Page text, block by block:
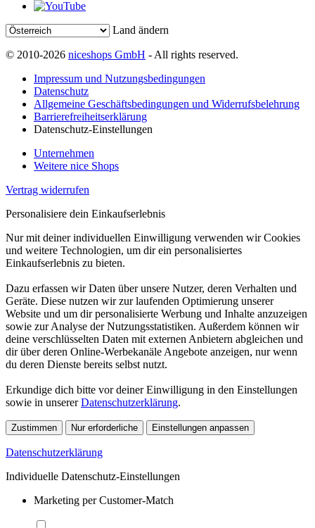
Land ändern
© 2010-2026 niceshops GmbH - All rights reserved.
Impressum und Nutzungsbedingungen
Datenschutz
Allgemeine Geschäftsbedingungen und Widerrufsbelehrung
Barrierefreiheitserklärung
Datenschutz-Einstellungen
Unternehmen
Weitere nice Shops
Vertrag widerrufen
Personalisiere dein Einkaufserlebnis
Nur mit deiner individuellen Einwilligung verwenden wir Cookies
und weitere Technologien, um dir ein personalisiertes
Einkaufserlebnis zu bieten.
Dazu erfassen wir Daten über unsere Nutzer, deren Verhalten und
Geräte. Diese nutzen wir zur laufenden Optimierung unserer
Website und um dir personalisierte Werbung und Inhalte anzuzeigen
sowie zur Analyse der Nutzungsstatistiken. Außerdem können wir
deine verschlüsselten Daten mit externen Anbietern abgleichen und
dir über deren Online-Werbekanäle Angebote anzeigen, nur wenn
du deren Dienste bereits selbst nutzt.
Erkundige dich bitte vor deiner Einwilligung in den Einstellungen
sowie in unsererDatenschutzerklärung.
Zustimmen Nur erforderliche Einstellungen anpassen
Datenschutzerklärung
Individuelle Datenschutz-Einstellungen
Marketing per Customer-Match